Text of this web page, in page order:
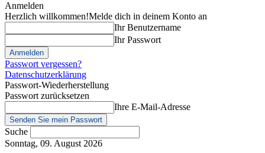
Anmelden
Herzlich willkommen!Melde dich in deinem Konto an
Ihr Benutzername
Ihr Passwort
Passwort vergessen?
Datenschutzerklärung
Passwort-Wiederherstellung
Passwort zurücksetzen
Ihre E-Mail-Adresse
Suche
Sonntag, 09. August 2026